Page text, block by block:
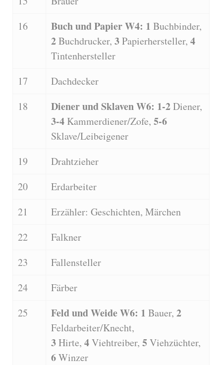
16
Buch und Papier W4: 1 Buchbinder,
2Buchdrucker, 3Papierhersteller, 4
Tintenhersteller
17
Dachdecker
18
Diener und Sklaven W6: 1-2Diener,
3-4 Kammerdiener/Zofe, 5-6
Sklave/Leibeigener
19
Drahtzieher
20
Erdarbeiter
21
Erzähler: Geschichten, Märchen
22
Falkner
23
Fallensteller
24
Färber
25
Feld und Weide W6: 1 Bauer, 2
Feldarbeiter/Knecht,
3Hirte, 4Viehtreiber, 5Viehzüchter,
6Winzer